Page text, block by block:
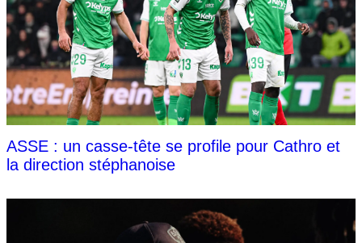
ASSE : un casse-tête se profile pour Cathro et
la direction stéphanoise